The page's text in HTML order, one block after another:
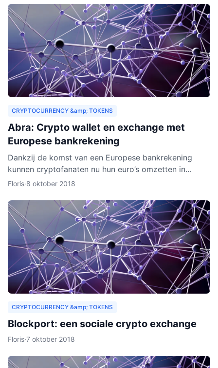
CRYPTOCURRENCY &amp; TOKENS
Abra: Crypto wallet en exchange met
Europese bankrekening
Dankzij de komst van een Europese bankrekening
kunnen cryptofanaten nu hun euro’s omzetten in
cryptogeld. Hiervoor hoeft alleen geld gestort te
Floris·8 oktober 2018
CRYPTOCURRENCY &amp; TOKENS
Blockport: een sociale crypto exchange
Floris·7 oktober 2018